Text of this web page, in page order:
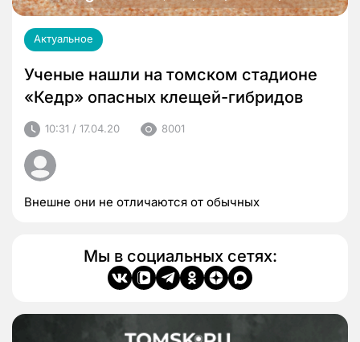
Актуальное
Ученые нашли на томском стадионе
«Кедр» опасных клещей-гибридов
10:31 / 17.04.20 8001
Внешне они не отличаются от обычных
Мы в социальных сетях: